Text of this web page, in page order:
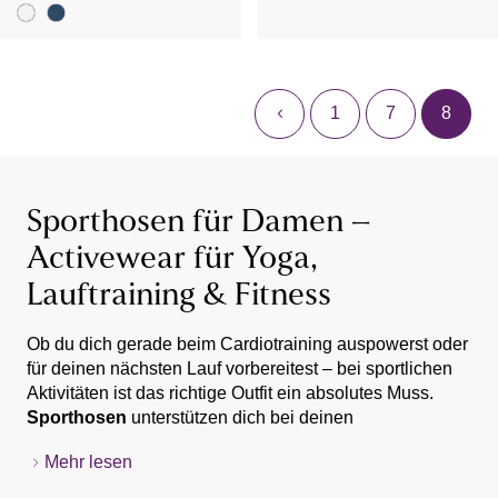
1 7 8
Sporthosen für Damen –
Activewear für Yoga,
Lauftraining & Fitness
Ob du dich gerade beim Cardiotraining auspowerst oder
für deinen nächsten Lauf vorbereitest – bei sportlichen
Aktivitäten ist das richtige Outfit ein absolutes Muss.
Sporthosen unterstützen dich bei deinen
Tragekomfort
Mehr lesen